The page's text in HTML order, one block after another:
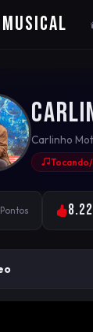
Carlinho
Pontos